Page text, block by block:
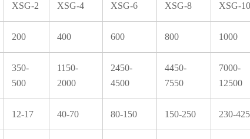
XSG-2 XSG-4 XSG-6 XSG-8 XSG-10
200 400 600 800 1000
350-
500
1150-
2000
2450-
4500
4450-
7550
7000-
12500
12-17 40-70 80-150 150-250 230-